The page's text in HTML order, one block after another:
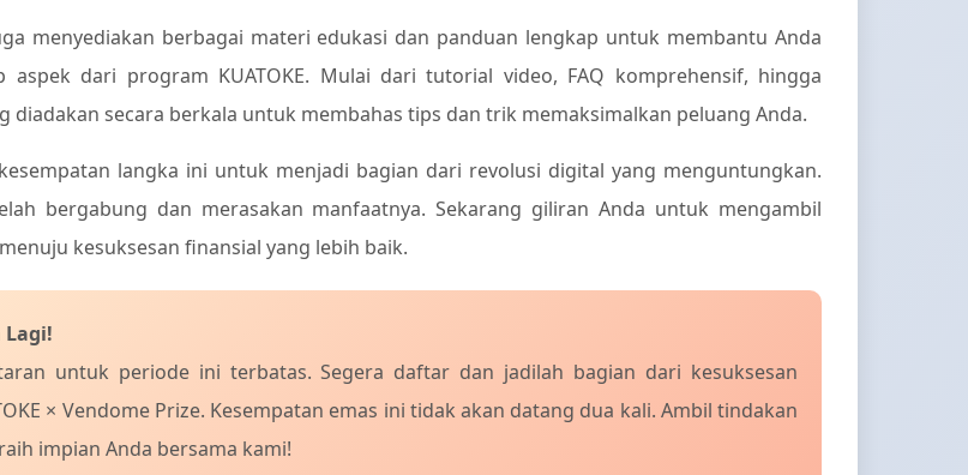
menyediakan berbagai materi edukasi dan panduan lengkap untuk membantu Anda
aspek dari program KUATOKE. Mulai dari tutorial video, FAQ komprehensif, hingga
diadakan secara berkala untuk membahas tips dan trik memaksimalkan peluang Anda.
langka ini untuk menjadi bagian dari revolusi digital yang menguntungkan.
bergabung dan merasakan manfaatnya. Sekarang giliran Anda untuk mengambil
kesuksesan finansial yang lebih baik.
Lagi!
untuk periode ini terbatas. Segera daftar dan jadilah bagian dari kesuksesan
× Vendome Prize. Kesempatan emas ini tidak akan datang dua kali. Ambil tindakan
impian Anda bersama kami!